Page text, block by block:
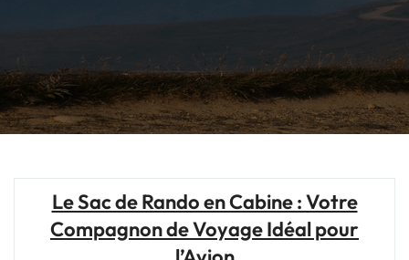
Le Sac de Rando en Cabine : Votre
Compagnon de Voyage Idéal pour